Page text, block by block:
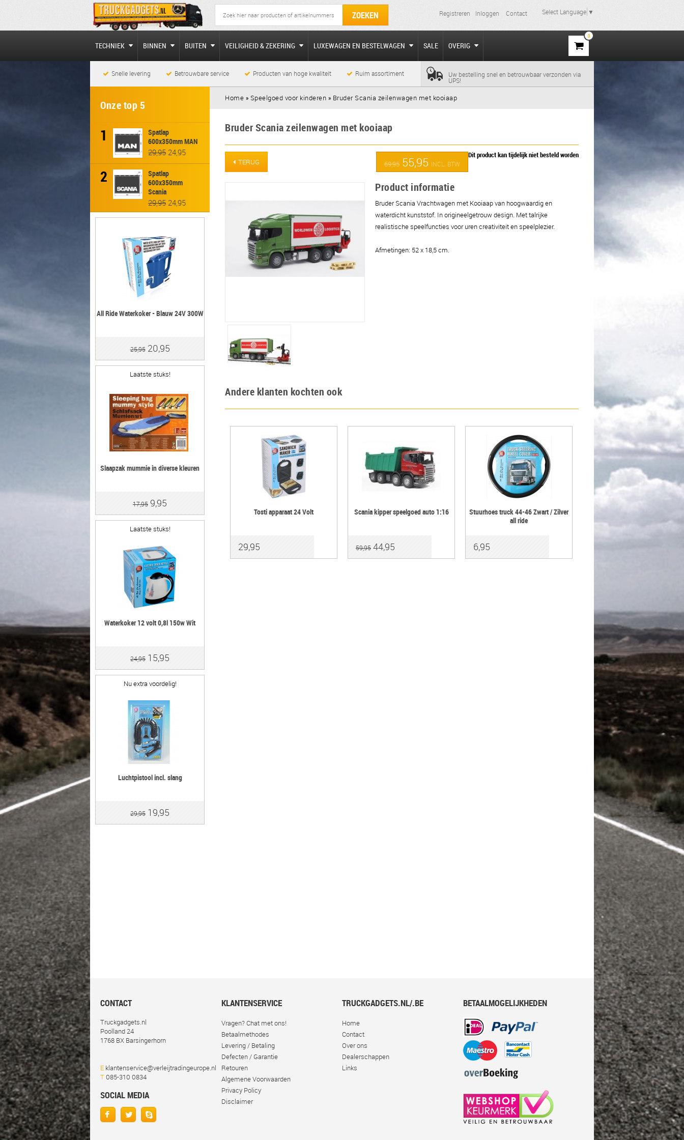
ZOEKEN Registreren Inloggen Contact Select Language ▼
TECHNIEK BINNEN BUITEN VEILIGHEID & ZEKERING LUXEWAGEN EN BESTELWAGEN SALE OVERIG
0
Snelle levering Betrouwbare service Producten van hoge kwaliteit Ruim assortiment Uw bestelling snel en betrouwbaar verzonden via
UPS!
Onze top 5
1
Spatlap
600x350mm MAN
29,95 24,95
2
Spatlap
600x350mm
Scania
29,95 24,95
All Ride Waterkoker - Blauw 24V 300W
25,9520,95
Laatste stuks!
Slaapzak mummie in diverse kleuren
17,95 9,95
Laatste stuks!
Waterkoker 12 volt 0,8l 150w Wit
24,95 15,95
Nu extra voordelig!
Luchtpistool incl. slang
29,95 19,95
Home » Speelgoed voor kinderen » Bruder Scania zeilenwagen met kooiaap
Bruder Scania zeilenwagen met kooiaap
TERUG
Dit product kan tijdelijk niet besteld worden
69,95 55,95 INCL. BTW
Product informatie
Bruder Scania Vrachtwagen met Kooiaap van hoogwaardig en
waterdicht kunststof. In origineelgetrouw design. Met talrijke
realistische speelfuncties voor uren creativiteit en speelplezier.
Afmetingen: 52 x 18,5 cm.
Andere klanten kochten ook
Tosti apparaat 24 Volt
29,95
Scania kipper speelgoed auto 1:16
59,95 44,95
Stuurhoes truck 44-46 Zwart / Zilver
all ride
6,95
CONTACT
Truckgadgets.nl
Poolland 24
1768 BX Barsingerhorn
E klantenservice@verleijtradingeurope.nl
T085-310 0834
SOCIAL MEDIA
KLANTENSERVICE
Vragen? Chat met ons!
Betaalmethodes
Levering / Betaling
Defecten / Garantie
Retouren
Algemene Voorwaarden
Privacy Policy
Disclaimer
TRUCKGADGETS.NL/.BE
Home
Contact
Over ons
Dealerschappen
Links
BETAALMOGELIJKHEDEN